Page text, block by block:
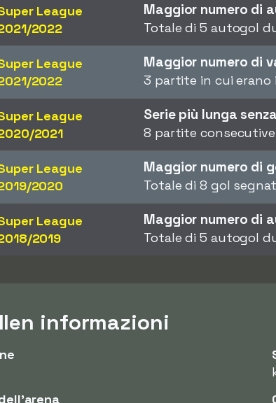
League
2022
Maggior numero di
Totale di 5 autogol
League
2022
Maggior numero di
3 partite in cui erano
League
2021
Serie più lunga
8 partite consecutive
League
2020
Maggior numero di
Totale di 8 gol
League
2019
Maggior numero di
Totale di 5 autogol
informazioni